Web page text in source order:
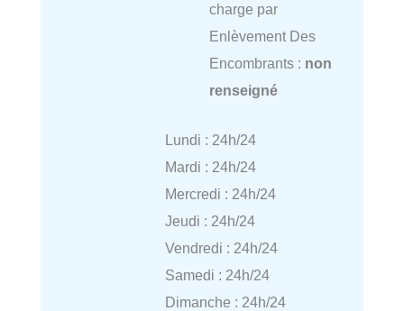
charge par
Enlèvement Des
Encombrants : non
renseigné
Lundi : 24h/24
Mardi : 24h/24
Mercredi : 24h/24
Jeudi : 24h/24
Vendredi : 24h/24
Samedi : 24h/24
Dimanche : 24h/24